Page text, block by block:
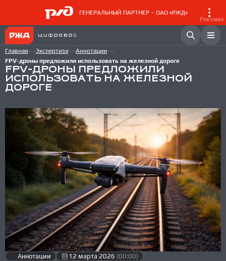
ГЕНЕРАЛЬНЫЙ ПАРТНЕР – ОАО «РЖД»
Реклама
Главная Экспертиза
Аннотации
FPV-дроны предложили использовать на железной дороге
FPV-ДРОНЫ ПРЕДЛОЖИЛИ
ИСПОЛЬЗОВАТЬ НА ЖЕЛЕЗНОЙ
ДОРОГЕ
Аннотации 12 марта 2026 (00:00)